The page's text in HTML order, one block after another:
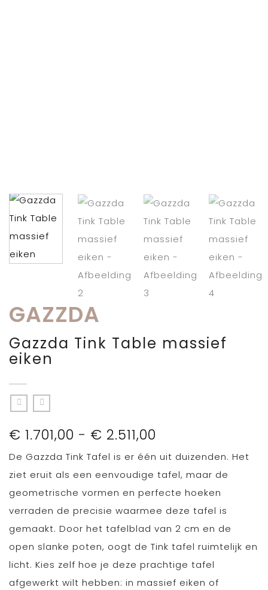
Gazzda Tink Table massief
eiken
€ 1.701,00 - € 2.511,00
tot
€ 2.511,00
GAZZDA
De Gazzda Tink Tafel is er één uit duizenden. Het
ziet eruit als een eenvoudige tafel, maar de
geometrische vormen en perfecte hoeken
verraden de precisie waarmee deze tafel is
gemaakt. Door het tafelblad van 2 cm en de
open slanke poten, oogt de Tink tafel ruimtelijk en
licht. Kies zelf hoe je deze prachtige tafel
afgewerkt wilt hebben: in massief eiken of